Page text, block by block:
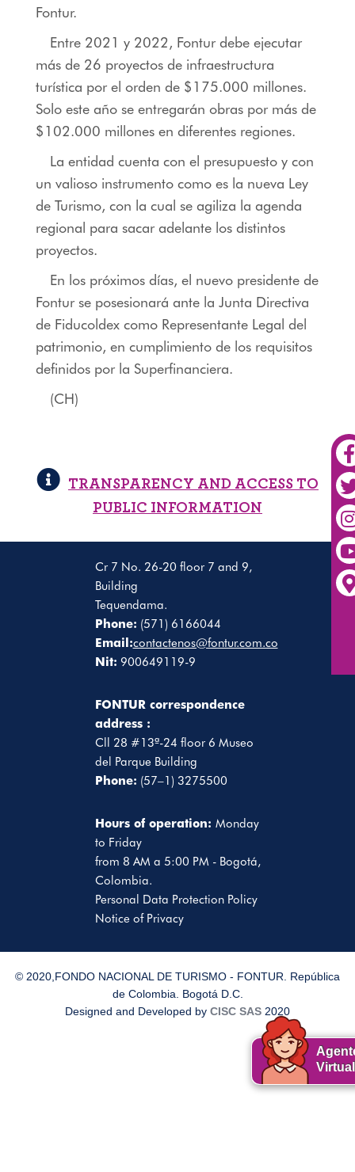
Fontur.
Entre 2021 y 2022, Fontur debe ejecutar
más de 26 proyectos de infraestructura
turística por el orden de $175.000 millones.
Solo este año se entregarán obras por más de
$102.000 millones en diferentes regiones.
La entidad cuenta con el presupuesto y con
un valioso instrumento como es la nueva Ley
de Turismo, con la cual se agiliza la agenda
regional para sacar adelante los distintos
proyectos.
En los próximos días, el nuevo presidente de
Fontur se posesionará ante la Junta Directiva
de Fiducoldex como Representante Legal del
patrimonio, en cumplimiento de los requisitos
definidos por la Superfinanciera.
(CH)
TRANSPARENCY AND ACCESS TO
PUBLIC INFORMATION
Cr 7 No. 26-20 floor 7 and 9,
Building
Tequendama.
Phone: (571) 6166044
Email:contactenos@fontur.com.co
Nit: 900649119-9
FONTUR correspondence
address :
Cll 28 #13ª-24 floor 6 Museo
del Parque Building
Phone: (57–1) 3275500
Hours of operation: Monday
to Friday
from 8 AM a 5:00 PM - Bogotá,
Colombia.
Personal Data Protection Policy
Notice of Privacy
© 2020,FONDO NACIONAL DE TURISMO - FONTUR. República
de Colombia. Bogotá D.C.
Designed and Developed by CISC SAS 2020
Virtual